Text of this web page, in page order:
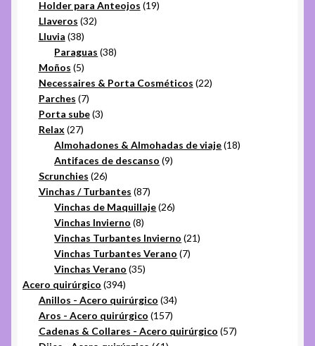
productos
Holder para Anteojos 1919
Llaveros 3232
Lluvia 3838
productos
Paraguas 3838
Moños 55
productos
Necessaires & Porta Cosméticos 2222
Parches 77
productos
Porta sube 33
Relax 2727
productos
Almohadones & Almohadas de viaje 1818
Antifaces de descanso 99
Scrunchies 2626
productos
Vinchas / Turbantes 8787
productos
Vinchas de Maquillaje 2626
Vinchas Invierno 88
productos
Vinchas Turbantes Invierno 2121
Vinchas Turbantes Verano 77
Vinchas Verano 3535
Acero quirúrgico 394394
productos
Anillos - Acero quirúrgico 3434
Aros - Acero quirúrgico 157157
productos
Cadenas & Collares - Acero quirúrgico 5757